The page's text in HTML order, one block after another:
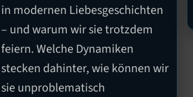
in modernen Liebesgeschichten
– und warum wir sie trotzdem
feiern. Welche Dynamiken
stecken dahinter, wie können wir
sie unproblematisch